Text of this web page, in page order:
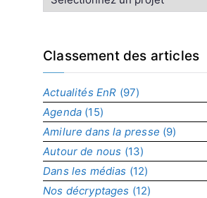
n
x
r
p
r
o
j
e
t
Classement des articles
Actualités EnR (97)
Agenda (15)
Amilure dans la presse (9)
Autour de nous (13)
Dans les médias (12)
Nos décryptages (12)